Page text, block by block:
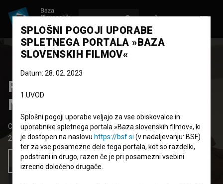
Priletni parazit ali kdo je
Marko Brecelj
Celovečerni dokumentarni TV film 83' 9''
2013
Slovenija
Želim si ogledati ta film
SPLOŠNI POGOJI UPORABE
SPLETNEGA PORTALA »BAZA
SLOVENSKIH FILMOV«
Datum: 28. 02. 2023
1.UVOD
Splošni pogoji uporabe veljajo za vse obiskovalce in
uporabnike spletnega portala »Baza slovenskih filmov«, ki
je dostopen na naslovu https://bsf.si (v nadaljevanju: BSF)
ter za vse posamezne dele tega portala, kot so razdelki,
podstrani in drugo, razen če je pri posamezni vsebini
izrecno določeno drugače.